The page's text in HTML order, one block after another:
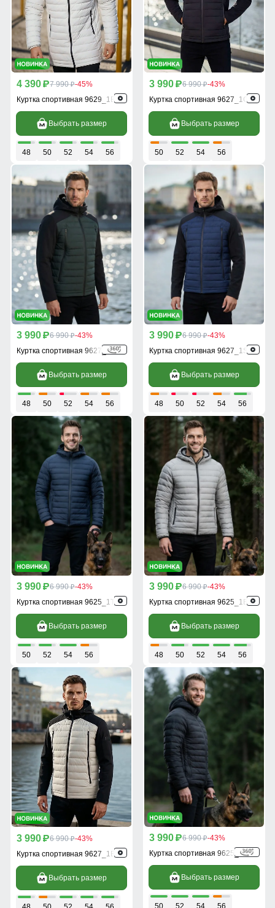
4 390 p7 990 p-45%
Куртка спортивная 9629_1B
Выбрать размер
48 50 52 54 56
3 990 p6 990 p-43%
Куртка спортивная 9627_1Ch
Выбрать размер
50 52 54 56
3 990 p6 990 p-43%
Куртка спортивная 9627_1Kh
Выбрать размер
48 50 52 54 56
3 990 p6 990 p-43%
Куртка спортивная 9627_1S
Выбрать размер
48 50 52 54 56
3 990 p6 990 p-43%
Куртка спортивная 9625_1TS
Выбрать размер
50 52 54 56
3 990 p6 990 p-43%
Куртка спортивная 9625_1B
Выбрать размер
48 50 52 54 56
3 990 p6 990 p-43%
Куртка спортивная 9627_1B
Выбрать размер
3 990 p6 990 p-43%
Куртка спортивная 9625_1Ch
Выбрать размер
50 52 54 56